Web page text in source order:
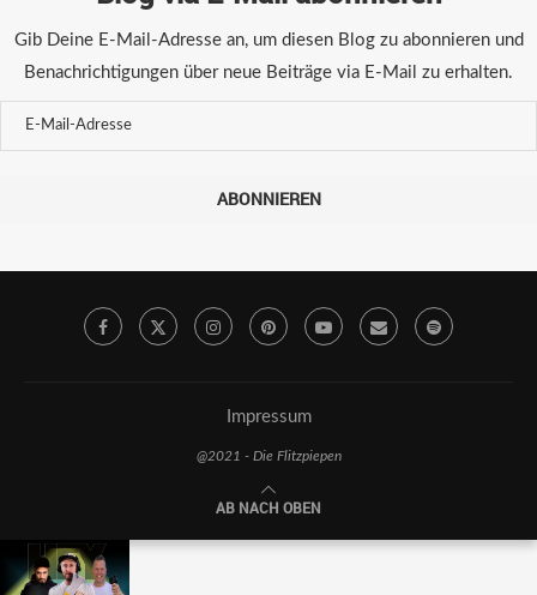
Gib Deine E-Mail-Adresse an, um diesen Blog zu abonnieren und
Benachrichtigungen über neue Beiträge via E-Mail zu erhalten.
ABONNIEREN
Impressum
@2021 - Die Flitzpiepen
AB NACH OBEN